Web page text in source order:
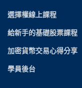
選擇權線上課程
給新手的基礎股票課程
加密貨幣交易心得分享
學員後台